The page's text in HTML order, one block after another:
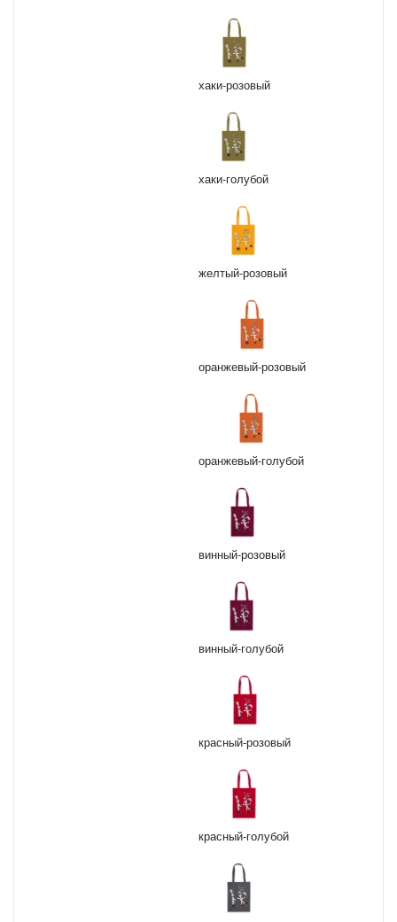
хаки-розовый
хаки-голубой
желтый-розовый
оранжевый-розовый
оранжевый-голубой
винный-розовый
винный-голубой
красный-розовый
красный-голубой